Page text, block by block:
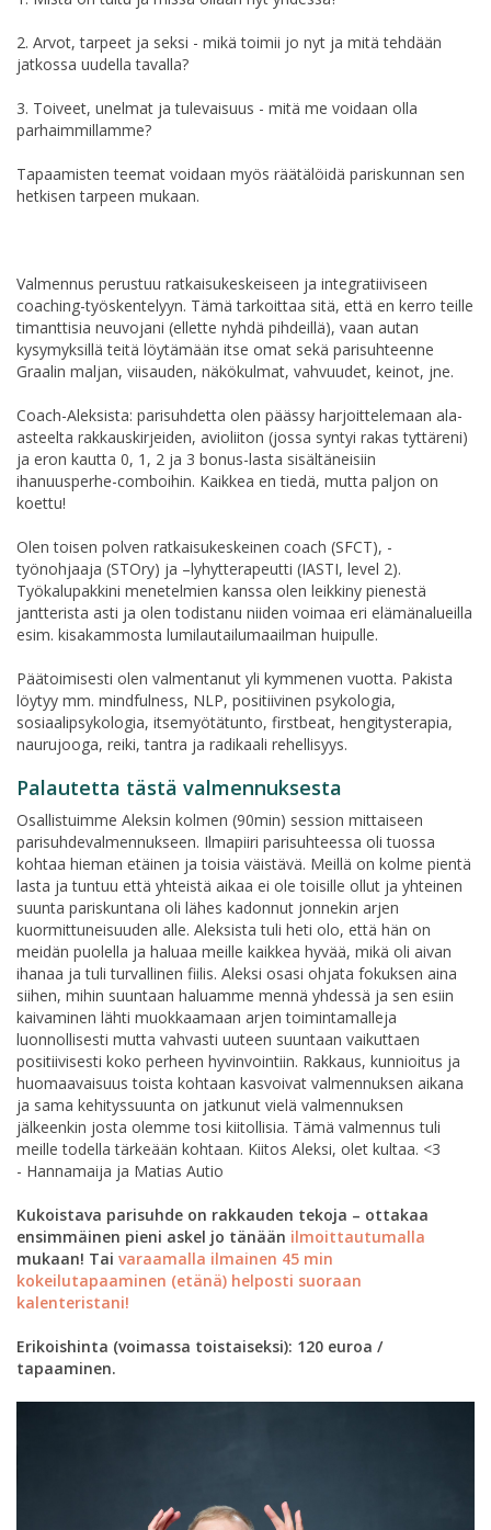
2. Arvot, tarpeet ja seksi - mikä toimii jo nyt ja mitä tehdään
jatkossa uudella tavalla?
3. Toiveet, unelmat ja tulevaisuus - mitä me voidaan olla
parhaimmillamme?
Tapaamisten teemat voidaan myös räätälöidä pariskunnan sen
hetkisen tarpeen mukaan.
Valmennus perustuu ratkaisukeskeiseen ja integratiiviseen
coaching-työskentelyyn. Tämä tarkoittaa sitä, että en kerro teille
timanttisia neuvojani (ellette nyhdä pihdeillä), vaan autan
kysymyksillä teitä löytämään itse omat sekä parisuhteenne
Graalin maljan, viisauden, näkökulmat, vahvuudet, keinot, jne.
Coach-Aleksista: parisuhdetta olen päässy harjoittelemaan ala-
asteelta rakkauskirjeiden, avioliiton (jossa syntyi rakas tyttäreni)
ja eron kautta 0, 1, 2 ja 3 bonus-lasta sisältäneisiin
ihanuusperhe-comboihin. Kaikkea en tiedä, mutta paljon on
koettu!
Olen toisen polven ratkaisukeskeinen coach (SFCT), -
työnohjaaja (STOry) ja –lyhytterapeutti (IASTI, level 2).
Työkalupakkini menetelmien kanssa olen leikkiny pienestä
jantterista asti ja olen todistanu niiden voimaa eri elämänalueilla
esim. kisakammosta lumilautailumaailman huipulle.
Päätoimisesti olen valmentanut yli kymmenen vuotta. Pakista
löytyy mm. mindfulness, NLP, positiivinen psykologia,
sosiaalipsykologia, itsemyötätunto, firstbeat, hengitysterapia,
naurujooga, reiki, tantra ja radikaali rehellisyys.
Palautetta tästä valmennuksesta
Osallistuimme Aleksin kolmen (90min) session mittaiseen
parisuhdevalmennukseen. Ilmapiiri parisuhteessa oli tuossa
kohtaa hieman etäinen ja toisia väistävä. Meillä on kolme pientä
lasta ja tuntuu että yhteistä aikaa ei ole toisille ollut ja yhteinen
suunta pariskuntana oli lähes kadonnut jonnekin arjen
kuormittuneisuuden alle. Aleksista tuli heti olo, että hän on
meidän puolella ja haluaa meille kaikkea hyvää, mikä oli aivan
ihanaa ja tuli turvallinen fiilis. Aleksi osasi ohjata fokuksen aina
siihen, mihin suuntaan haluamme mennä yhdessä ja sen esiin
kaivaminen lähti muokkaamaan arjen toimintamalleja
luonnollisesti mutta vahvasti uuteen suuntaan vaikuttaen
positiivisesti koko perheen hyvinvointiin. Rakkaus, kunnioitus ja
huomaavaisuus toista kohtaan kasvoivat valmennuksen aikana
ja sama kehityssuunta on jatkunut vielä valmennuksen
jälkeenkin josta olemme tosi kiitollisia. Tämä valmennus tuli
meille todella tärkeään kohtaan. Kiitos Aleksi, olet kultaa. <3
- Hannamaija ja Matias Autio
Kukoistava parisuhde on rakkauden tekoja – ottakaa
ensimmäinen pieni askel jo tänään ilmoittautumalla
mukaan! Tai varaamalla ilmainen 45 min
kokeilutapaaminen (etänä) helposti suoraan
kalenteristani!
Erikoishinta (voimassa toistaiseksi): 120 euroa /
tapaaminen.